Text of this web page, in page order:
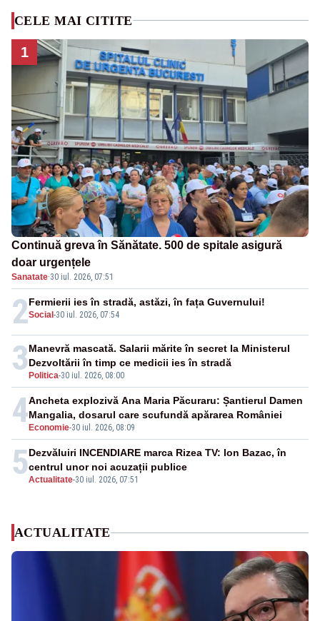
CELE MAI CITITE
1
Continuă greva în Sănătate. 500 de spitale asigură
doar urgențele
Sanatate·30 iul. 2026, 07:51
2Social -30 iul. 2026, 07:54
Fermierii ies în stradă, astăzi, în fața Guvernului!
3 Politica-30 iul. 2026, 08:00
Manevră mascată. Salarii mărite în secret la Ministerul
Dezvoltării în timp ce medicii ies în stradă
4 Economie-30 iul. 2026, 08:09
Ancheta explozivă Ana Maria Păcuraru: Șantierul Damen
Mangalia, dosarul care scufundă apărarea României
5Actualitate-30 iul. 2026, 07:51
Dezvăluiri INCENDIARE marca Rizea TV: Ion Bazac, în
centrul unor noi acuzații publice
ACTUALITATE